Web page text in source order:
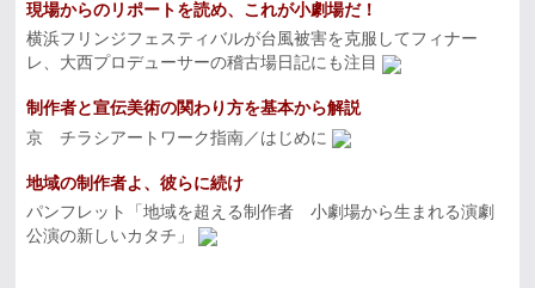
現場からのリポートを読め、これが小劇場だ！
横浜フリンジフェスティバルが台風被害を克服してフィナー
レ、大西プロデューサーの稽古場日記にも注目
制作者と宣伝美術の関わり方を基本から解説
京 チラシアートワーク指南／はじめに
地域の制作者よ、彼らに続け
パンフレット「地域を超える制作者 小劇場から生まれる演劇
公演の新しいカタチ」